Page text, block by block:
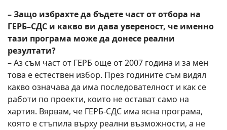
– Защо избрахте да бъдете част от отбора на
ГЕРБ–СДС и какво ви дава увереност, че именно
тази програма може да донесе реални
резултати?
– Аз съм част от ГЕРБ още от 2007 година и за мен
това е естествен избор. През годините съм видял
какво означава да има последователност и как се
работи по проекти, които не остават само на
хартия. Вярвам, че ГЕРБ-СДС има ясна програма,
която е стъпила върху реални възможности, а не